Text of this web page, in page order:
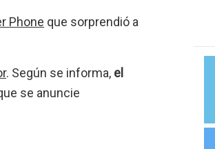
Phone que sorprendió a
. Según se informa, el
se anuncie